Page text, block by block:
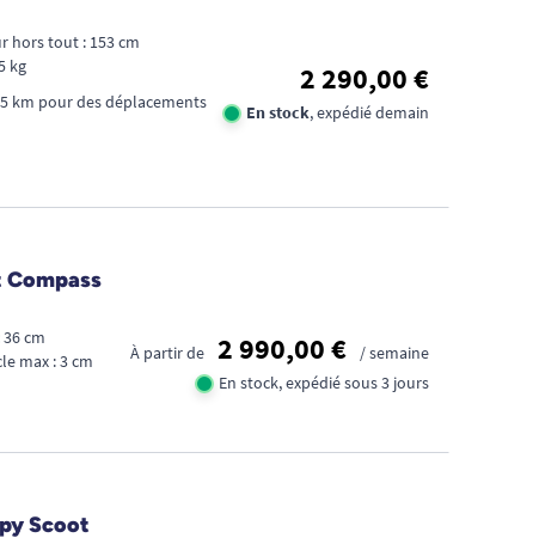
hors tout : 153 cm
kg
km pour des déplacements
2 290,00 €
En stock, expédié demain
cm
max : 3 cm
À partir de 2 990,00 €
/ semaine
En stock, expédié sous 3 jours
Scoot